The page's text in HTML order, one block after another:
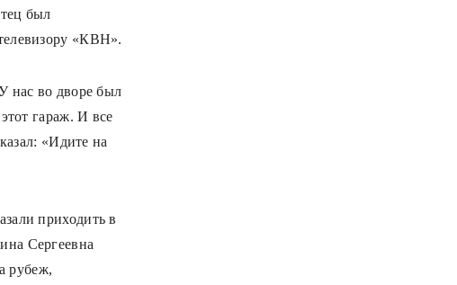
был
«КВН».
нас во дворе был
гараж. И все
«Идите на
приходить в
Сергеевна
рубеж,